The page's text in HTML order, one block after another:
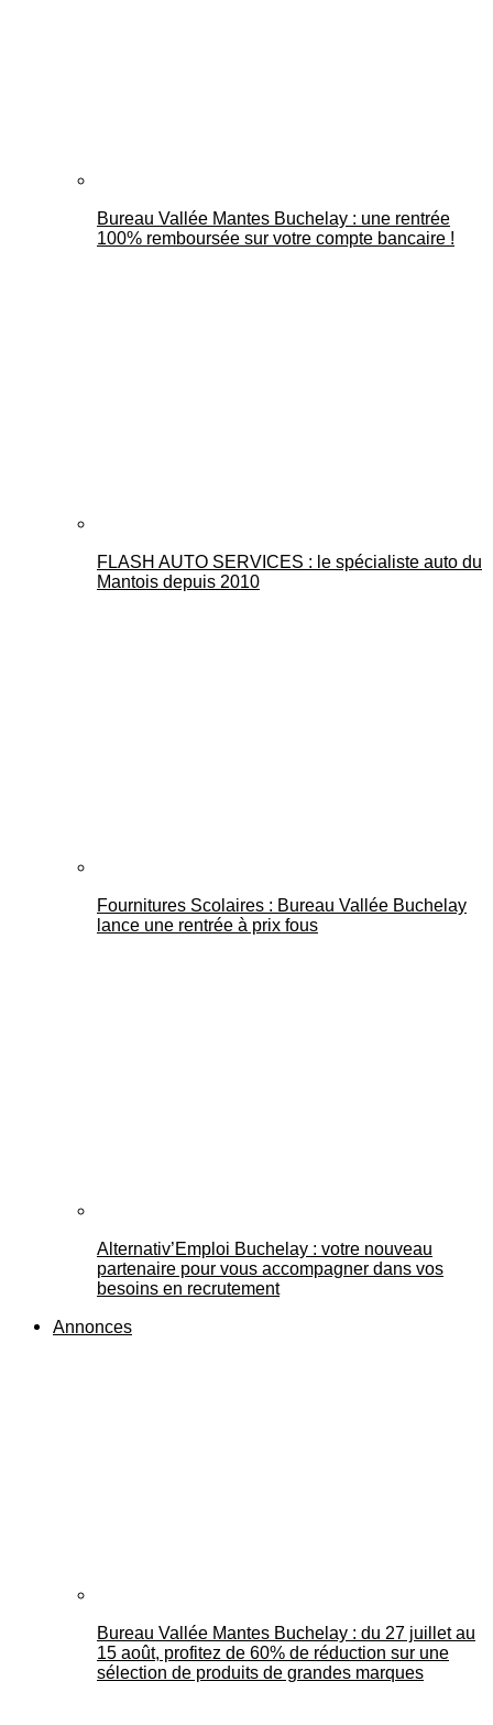
Bureau Vallée Mantes Buchelay : une rentrée
100% remboursée sur votre compte bancaire !
FLASH AUTO SERVICES : le spécialiste auto du
Mantois depuis 2010
Fournitures Scolaires : Bureau Vallée Buchelay
lance une rentrée à prix fous
Alternativ’Emploi Buchelay : votre nouveau
partenaire pour vous accompagner dans vos
besoins en recrutement
Annonces
Bureau Vallée Mantes Buchelay : du 27 juillet au
15 août, profitez de 60% de réduction sur une
sélection de produits de grandes marques